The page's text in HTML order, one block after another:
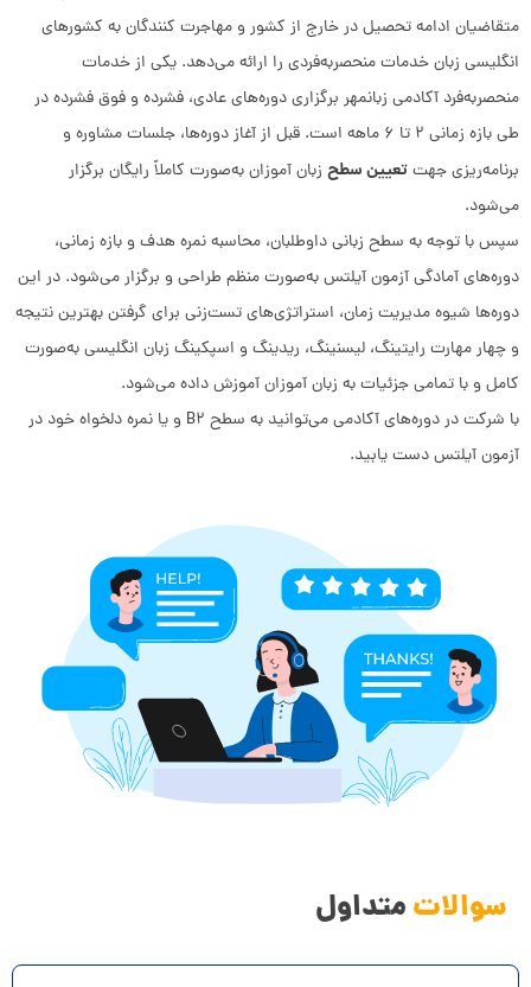
متقاضیان ادامه تحصیل در خارج از کشور و مهاجرت کنندگان به کشورهای
انگلیسی زبان خدمات منحصربه‌فردی را ارائه می‌دهد. یکی از خدمات
منحصربه‌فرد آکادمی زبانمهر برگزاری دوره‌های عادی، فشرده و فوق فشرده در
طی بازه زمانی ۲ تا ۶ ماهه است. قبل از آغاز دوره‌ها، جلسات مشاوره و
برنامه‌ریزی جهتتعیین سطح زبان آموزان به‌صورت کاملاً رایگان برگزار
می‌شود.
سپس با توجه به سطح زبانی داوطلبان، محاسبه نمره هدف و بازه زمانی،
دوره‌های آمادگی آزمون آیلتس به‌صورت منظم طراحی و برگزار می‌شود. در این
دوره‌ها شیوه مدیریت زمان، استراتژی‌های تست‌زنی برای گرفتن بهترین نتیجه
و چهار مهارت رایتینگ، لیسنینگ، ریدینگ و اسپکینگ زبان انگلیسی به‌صورت
کامل و با تمامی جزئیات به زبان آموزان آموزش داده می‌شود.
با شرکت در دوره‌های آکادمی می‌توانید به سطح B۲ و یا نمره دلخواه خود در
آزمون آیلتس دست یابید.
سوالاتمتداول